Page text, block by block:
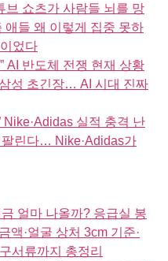
브 쇼츠가 사람들 뇌를 망
애들 왜 이렇게 집중 못하
었다
AI 반도체 전쟁 현재 상황
성 초긴장… AI 시대 진짜
Nike·Adidas 실적 충격 난
린다… Nike·Adidas가
얼마 나올까? 응급실 봉
액·얼굴 상처 3cm 기준·
서류까지 총정리